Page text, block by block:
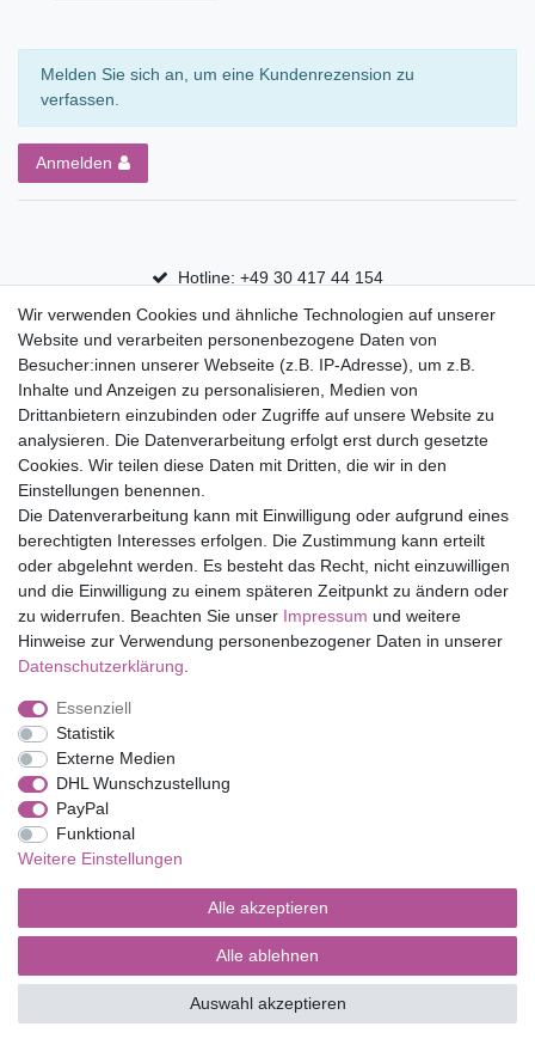
Melden Sie sich an, um eine Kundenrezension zu
verfassen.
Anmelden
Hotline: +49 30 417 44 154
30 Tage Rückgaberecht
Versandfrei ab 75 € in Deutschland
Top Marken
Eduplay
Folia Bringmann
Shop
Mein Konto
Service
Versandkosten
Impressum
Barrierefreiheitserklärung
Vertrag widerrufen
Wir verwenden Cookies und ähnliche Technologien auf unserer
Website und verarbeiten personenbezogene Daten von
Besucher:innen unserer Webseite (z.B. IP-Adresse), um z.B.
Inhalte und Anzeigen zu personalisieren, Medien von
Drittanbietern einzubinden oder Zugriffe auf unsere Website zu
analysieren. Die Datenverarbeitung erfolgt erst durch gesetzte
Cookies. Wir teilen diese Daten mit Dritten, die wir in den
Einstellungen benennen.
Die Datenverarbeitung kann mit Einwilligung oder aufgrund eines
berechtigten Interesses erfolgen. Die Zustimmung kann erteilt
oder abgelehnt werden. Es besteht das Recht, nicht einzuwilligen
und die Einwilligung zu einem späteren Zeitpunkt zu ändern oder
zu widerrufen. Beachten Sie unser Impressum und weitere
Hinweise zur Verwendung personenbezogener Daten in unserer
Daten­schutz­erklärung
Essenziell
Statistik
Externe Medien
DHL Wunschzustellung
PayPal
Funktional
Weitere Einstellungen
Alle akzeptieren
Alle ablehnen
Auswahl akzeptieren